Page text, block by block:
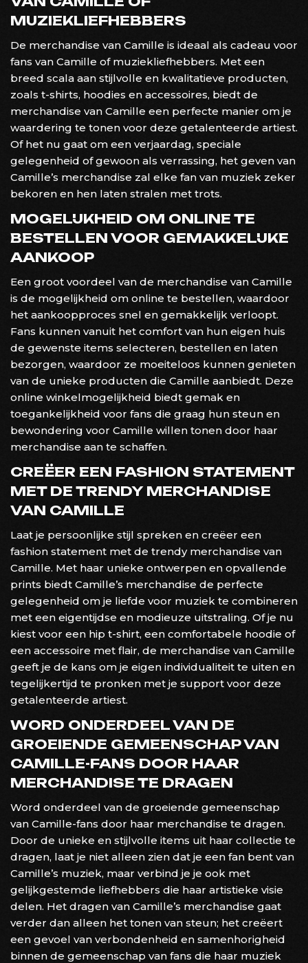
MUZIEKLIEFHEBBERS
De merchandise van Camille is ideaal als cadeau voor
fans van Camille of muziekliefhebbers. Met een
breed scala aan stijlvolle en kwalitatieve producten,
zoals t-shirts, hoodies en accessoires, biedt de
merchandise van Camille een perfecte manier om je
waardering te tonen voor deze getalenteerde artiest.
Of het nu gaat om een verjaardag, speciale
gelegenheid of gewoon als verrassing, het geven van
Camille’s merchandise zal elke fan van muziek zeker
bekoren en hen laten stralen met trots.
MOGELIJKHEID OM ONLINE TE
BESTELLEN VOOR GEMAKKELIJKE
AANKOOP
Een groot voordeel van de merchandise van Camille
is de mogelijkheid om online te bestellen, waardoor
het aankoopproces snel en gemakkelijk verloopt.
Fans kunnen vanuit het comfort van hun eigen huis
de gewenste items selecteren, bestellen en laten
bezorgen, waardoor ze moeiteloos kunnen genieten
van de unieke producten die Camille aanbiedt. Deze
online winkelmogelijkheid biedt gemak en
toegankelijkheid voor fans die graag hun steun en
bewondering voor Camille willen tonen door haar
merchandise aan te schaffen.
CREËER EEN FASHION STATEMENT
MET DE TRENDY MERCHANDISE
VAN CAMILLE
Laat je persoonlijke stijl spreken en creëer een
fashion statement met de trendy merchandise van
Camille. Met haar unieke ontwerpen en opvallende
prints biedt Camille’s merchandise de perfecte
gelegenheid om je liefde voor muziek te combineren
met een eigentijdse en modieuze uitstraling. Of je nu
kiest voor een hip t-shirt, een comfortabele hoodie of
een accessoire met flair, de merchandise van Camille
geeft je de kans om je eigen individualiteit te uiten en
tegelijkertijd te pronken met je support voor deze
getalenteerde artiest.
WORD ONDERDEEL VAN DE
GROEIENDE GEMEENSCHAP VAN
CAMILLE-FANS DOOR HAAR
MERCHANDISE TE DRAGEN
Word onderdeel van de groeiende gemeenschap
van Camille-fans door haar merchandise te dragen.
Door de unieke en stijlvolle items uit haar collectie te
dragen, laat je niet alleen zien dat je een fan bent van
Camille’s muziek, maar verbind je je ook met
gelijkgestemde liefhebbers die haar artistieke visie
delen. Het dragen van Camille’s merchandise gaat
verder dan alleen het tonen van steun; het creëert
een gevoel van verbondenheid en samenhorigheid
binnen de gemeenschap van fans die haar muziek